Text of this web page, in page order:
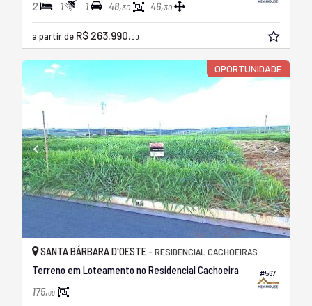
2 1 1 48,30 46,30
a partir de R$ 263.990,00
OPORTUNIDADE
#567
SANTA BÁRBARA D'OESTE - RESIDENCIAL CACHOEIRAS
Terreno em Loteamento no Residencial Cachoeira
175,00